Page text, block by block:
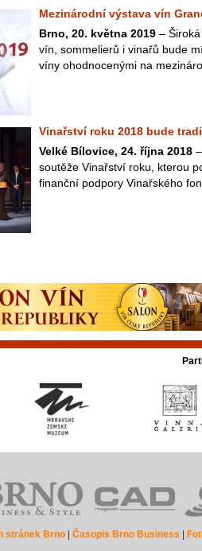
Mezinárodní výstava vín
Brno, 20. května 2019 –
vín, sommelierů i vinařů bude
víny ohodnocenými na
Vinařství roku 2018 bude
Velké Bílovice, 24. října 2018
soutěže Vinařství roku, kterou
finanční podpory Vinařského
stránek Brno |Časopis Brno Business